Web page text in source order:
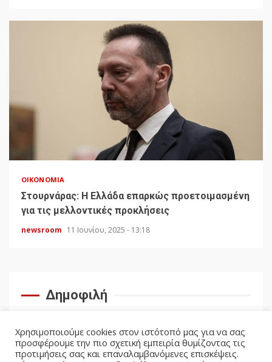
ΟΙΚΟΝΟΜΊΑ
Στουρνάρας: Η Ελλάδα επαρκώς προετοιμασμένη
για τις μελλοντικές προκλήσεις
newsroom 11 Ιουνίου, 2025 - 13:18
Δημοφιλή
Χρησιμοποιούμε cookies στον ιστότοπό μας για να σας
προσφέρουμε την πιο σχετική εμπειρία θυμίζοντας τις
προτιμήσεις σας και επαναλαμβανόμενες επισκέψεις.